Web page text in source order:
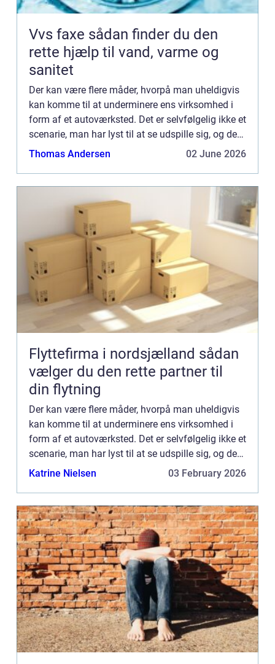
Vvs faxe sådan finder du den
rette hjælp til vand, varme og
sanitet
Der kan være flere måder, hvorpå man uheldigvis
kan komme til at underminere ens virksomhed i
form af et autoværksted. Det er selvfølgelig ikke et
scenarie, man har lyst til at se udspille sig, og det
gør man da ...
Thomas Andersen 02 June 2026
Flyttefirma i nordsjælland sådan
vælger du den rette partner til
din flytning
Der kan være flere måder, hvorpå man uheldigvis
kan komme til at underminere ens virksomhed i
form af et autoværksted. Det er selvfølgelig ikke et
scenarie, man har lyst til at se udspille sig, og det
gør man da ...
Katrine Nielsen 03 February 2026